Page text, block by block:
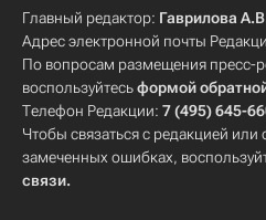
Главный редактор: Гаврилова
Адрес электронной почты
По вопросам размещения пресс-
воспользуйтесьформой
Телефон Редакции: 7 (495) 645-
Чтобы связаться с редакцией или
замеченных ошибках,
связи.